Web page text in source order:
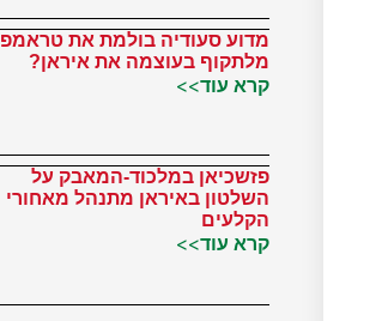
מדוע סעודיה בולמת את טראמפ
מלתקוף בעוצמה את איראן?
קרא עוד>>
פזשכיאן במלכוד-המאבק על
השלטון באיראן מתנהל מאחורי
הקלעים
קרא עוד>>